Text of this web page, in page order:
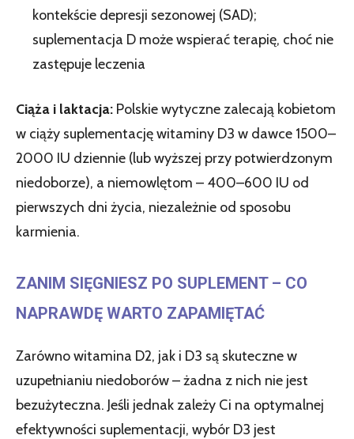
kontekście depresji sezonowej (SAD);
suplementacja D może wspierać terapię, choć nie
zastępuje leczenia
Ciąża i laktacja: Polskie wytyczne zalecają kobietom
w ciąży suplementację witaminy D3 w dawce 1500–
2000 IU dziennie (lub wyższej przy potwierdzonym
niedoborze), a niemowlętom – 400–600 IU od
pierwszych dni życia, niezależnie od sposobu
karmienia.
ZANIM SIĘGNIESZ PO SUPLEMENT – CO
NAPRAWDĘ WARTO ZAPAMIĘTAĆ
Zarówno witamina D2, jak i D3 są skuteczne w
uzupełnianiu niedoborów – żadna z nich nie jest
bezużyteczna. Jeśli jednak zależy Ci na optymalnej
efektywności suplementacji, wybór D3 jest